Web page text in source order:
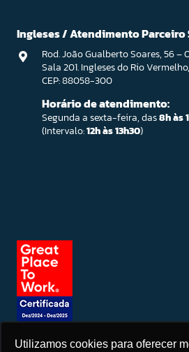
Utilizamos cookies para oferecer
Ingleses / Atendimento Parceiro
Rod. João Gualberto Soares, 56 –
Sala 201. Ingleses do Rio
CEP: 88058-300
Horário de atendimento:
Segunda a sexta-feira, das8h às
(Intervalo:12h às 13h30)